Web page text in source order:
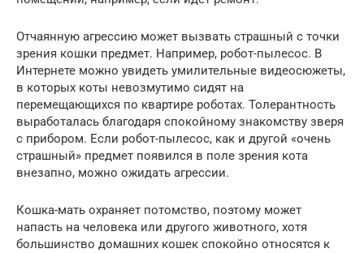
Отчаянную агрессию может вызвать страшный с точки
зрения кошки предмет. Например, робот-пылесос. В
Интернете можно увидеть умилительные видеосюжеты,
в которых коты невозмутимо сидят на
перемещающихся по квартире роботах. Толерантность
выработалась благодаря спокойному знакомству зверя
с прибором. Если робот-пылесос, как и другой «очень
страшный» предмет появился в поле зрения кота
внезапно, можно ожидать агрессии.
Кошка-мать охраняет потомство, поэтому может
напасть на человека или другого животного, хотя
большинство домашних кошек спокойно относятся к